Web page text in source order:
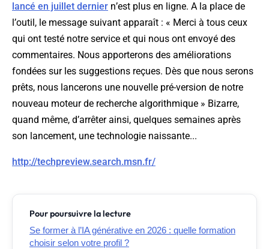
lancé en juillet dernier n’est plus en ligne. A la place de
l’outil, le message suivant apparaît : « Merci à tous ceux
qui ont testé notre service et qui nous ont envoyé des
commentaires. Nous apporterons des améliorations
fondées sur les suggestions reçues. Dès que nous serons
prêts, nous lancerons une nouvelle pré-version de notre
nouveau moteur de recherche algorithmique » Bizarre,
quand même, d’arrêter ainsi, quelques semaines après
son lancement, une technologie naissante...
http://techpreview.search.msn.fr/
Pour poursuivre la lecture
Se former à l’IA générative en 2026 : quelle formation
choisir selon votre profil ?